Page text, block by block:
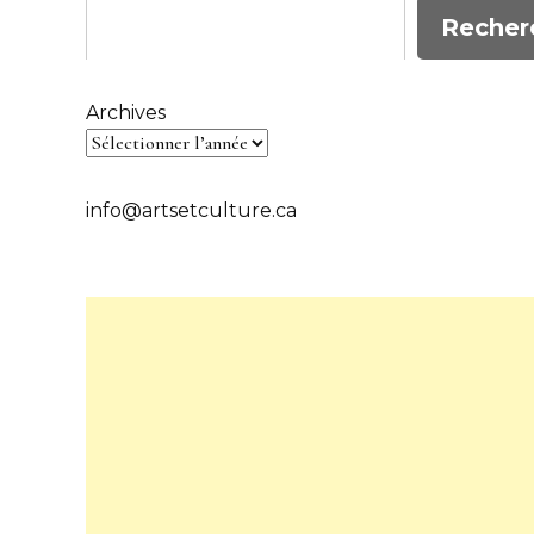
Archives
info@artsetculture.ca